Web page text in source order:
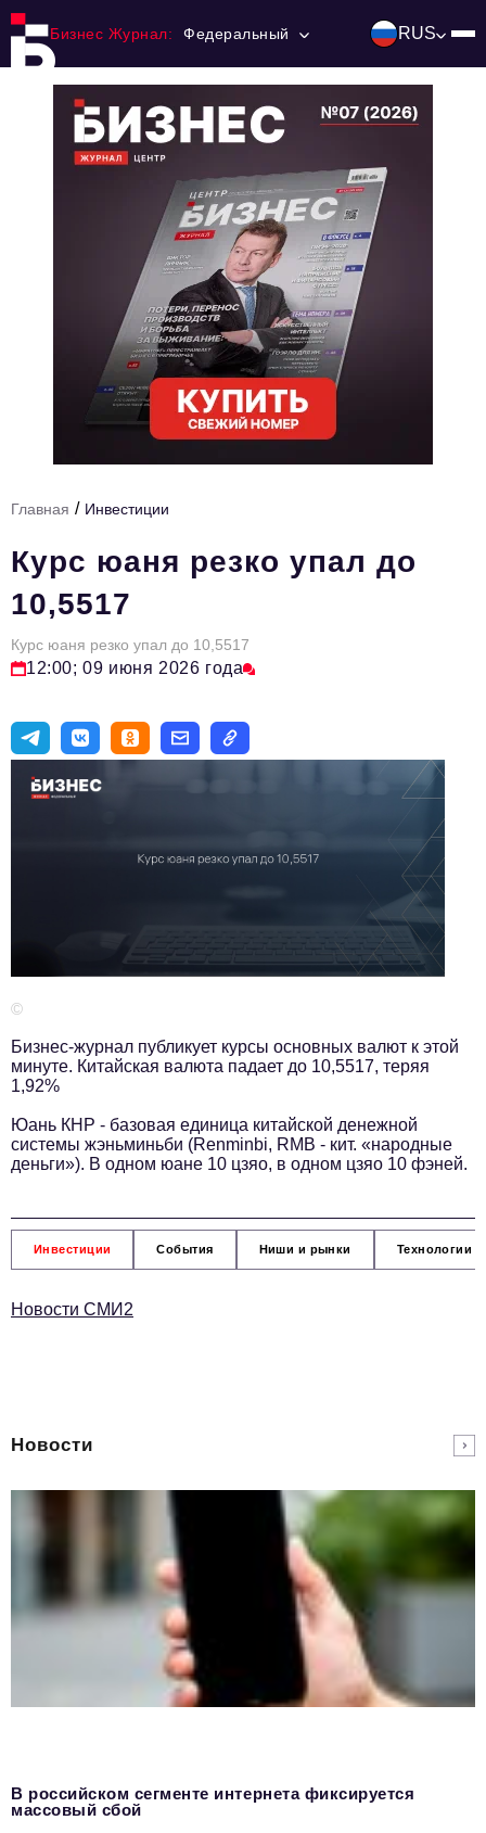
Бизнес Журнал: Федеральный RUS
Ниши и рынки
Технологии и тренды
HR
Персона номера
Юридический практикум
Туризм
Информационный отдел
info@business-magazine.online
reklama@business-magazine.online
Отдел распространения/редакционная подписка
Отдел по работе с партнерами
partner@business-magazine.online
Главная / Инвестиции
Курс юаня резко упал до
10,5517
Курс юаня резко упал до 10,5517
12:00; 09 июня 2026 года
©
Бизнес-журнал публикует курсы основных валют к этой
минуте. Китайская валюта падает до 10,5517, теряя
1,92%
Юань КНР - базовая единица китайской денежной
системы жэньминьби (Renminbi, RMB - кит. «народные
деньги»). В одном юане 10 цзяо, в одном цзяо 10 фэней.
Инвестиции События Ниши и рынки Технологии
Новости СМИ2
Новости
В российском сегменте интернета фиксируется
массовый сбой